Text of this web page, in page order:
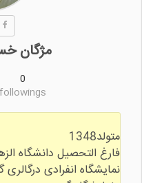
مژگان
0
followings